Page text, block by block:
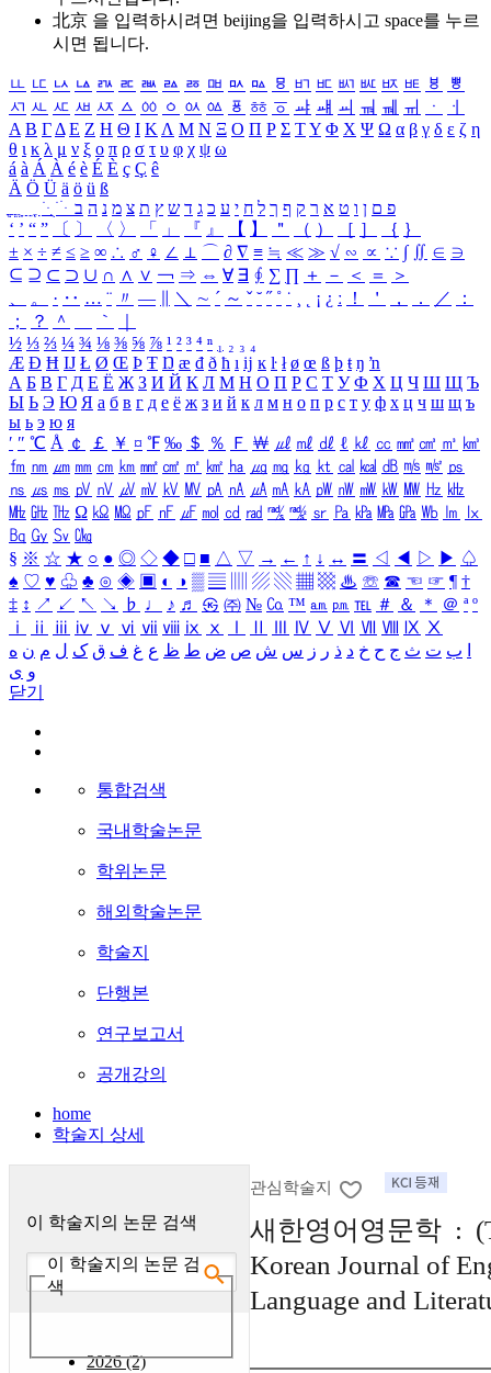
北京 을 입력하시려면 beijing을 입력하시고 space를 누르
시면 됩니다.
ㅥ ㅦ ㅧ ㅨ ㅩ ㅪ ㅫ ㅬ ㅭ ㅮ ㅯ ㅰ ㅱ ㅲ ㅳ ㅴ ㅵ ㅶ ㅷ ㅸ
ㅹ
ㅺ ㅻ ㅼ ㅽ ㅾ ㅿ ㆀ ㆁ ㆂ ㆃ ㆄ ㆅ ㆆ ㆇ ㆈ ㆉ ㆊ ㆋ ㆌ ㆍ
ㆎ
Α Β ΓΔ Ε Ζ Η Θ Ι ΚΛ Μ Ν Ξ Ο Π Ρ Σ ΤΥ Φ Χ Ψ Ω α β γ δ ε ζ η
θ ι κ λ μ ν ξ ο π ρ σ τ υ φ χ ψ ω
á à Á À é è É È ç Ç ê
Ä Ö Ü ä ö ü ß
ִֶֹ ֻּ ׁׂ פ ם ן ו ט א ר ק ף ך ל ח י ע כ ג ד ש ץ ת צ מ נ ה ב
‘ ’ “ ” 〔 〕 〈 〉 「 」 『 』 【 】 ＂ （ ） ［ ］ ｛ ｝
± × ÷ ≠ ≤ ≥ ∞ ∴ ♂ ♀ ∠ ⊥ ⌒ ∂ ∇ ≡ ≒ ≪ ≫ √ ∽ ∝ ∵ ∫ ∬ ∈ ∋
⊆ ⊇ ⊂ ⊃ ∪ ∩ ∧ ∨ ￢ ⇒ ⇔ ∀ ∃ ∮ ∑ ∏ ＋ － ＜ ＝
＞
、
。 · ‥ … ¨ 〃 ― ＼ ∼ ´ ～ ˇ ˘ ˝ ˚ ˙ ¸ ¡ ¿ ː ！ ＇ ， ． ／
：
；
？ ＾ ｀
½ ⅓ ⅔ ¼ ¾ ⅛ ⅜ ⅝ ⅞ ¹ ² ³ ⁴ ⁿ ₁ ₂ ₃ ₄
Æ Ð Ħ Ĳ Ł Ø Œ Þ Ŧ Ŋ æ đ ð ħ ı ĳ ĸ ŀ ł ø œ ß þ ŧ ŋ ŉ
А Б В Г Д Е Ё Ж З И Й К Л М Н О П Р С Т У Ф Х Ц Ч Ш Щ Ъ
Ы Ь Э Ю Я а б в г д е ё ж з и й к л м н о п р с т у ф х ц ч ш щ ъ
ы ь э ю я
′ ″ ℃ Å ￠ ￡ ￥ ¤ ℉ ‰ ＄ ％ Ｆ ￦ ㎕ ㎖ ㎗ ℓ ㎘ ㏄ ㎣ ㎤ ㎥ ㎦
㎙ ㎚ ㎛ ㎜ ㎝ ㎞ ㎟ ㎠ ㎡ ㎢ ㏊ ㎍ ㎎ ㎏ ㏏ ㎈ ㎉ ㏈ ㎧ ㎨ ㎰
㎱ ㎲ ㎳ ㎴ ㎵ ㎶ ㎷ ㎸ ㎹ ㎀ ㎁ ㎂ ㎃ ㎄ ㎺ ㎻ ㎽ ㎾ ㎿ ㎐ ㎑
㎒ ㎓ ㎔ Ω ㏀ ㏁ ㎊ ㎋ ㎌ ㏖ ㏅ ㎭ ㎮ ㎯ ㏛ ㎩ ㎪ ㎫ ㎬ ㏝ ㏐
㏓
㏃ ㏉ ㏜ ㏆
§ ※ ☆ ★ ○ ● ◎ ◇ ◆ □ ■ △ ▽ → ← ↑ ↓ ↔ 〓 ◁ ◀ ▷ ▶ ♤
♠ ♡ ♥ ♧ ♣ ⊙ ◈ ▣ ◐ ◑ ▒ ▤ ▨ ▧ ▦ ▩ ♨ ☏ ☎ ☜ ☞ ¶ †
‡ ↕ ↗ ↙ ↖ ↘ ♭ ♩ ♪ ♬ ㉿ ㈜ № ㏇ ™ ㏂ ㏘ ℡ ＃ ＆ ＊ ＠ ª º
ⅰ
ⅱ ⅲ ⅳ ⅴ ⅵ ⅶ ⅷ ⅸ ⅹ Ⅳ Ⅴ Ⅵ Ⅶ Ⅷ Ⅸ Ⅹ
ب ت ث ج ح خ د ذ ر ز س ش ص ض ط ظ ع غ ف ق ک ل م ن ه
و ی
닫기
통합검색
국내학술논문
학위논문
해외학술논문
학술지
단행본
연구보고서
공개강의
home
학술지 상세
이 학술지의 논문 검색
이 학술지의 논문 검
색
2026 (2)
관심학술지
새한영어영문학 :
Korean Journal of
Language and